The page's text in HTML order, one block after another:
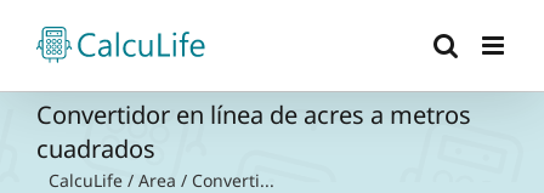
contenido
Convertidor en línea de acres a metros
cuadrados
CalcuLife / Area / Converti...